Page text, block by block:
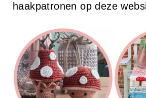
haakpatronen op deze